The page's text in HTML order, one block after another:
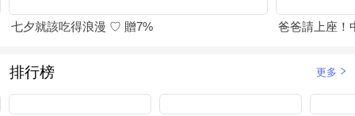
七夕就該吃得浪漫 ♡ 贈7% 爸爸請上座！
排行榜 更多